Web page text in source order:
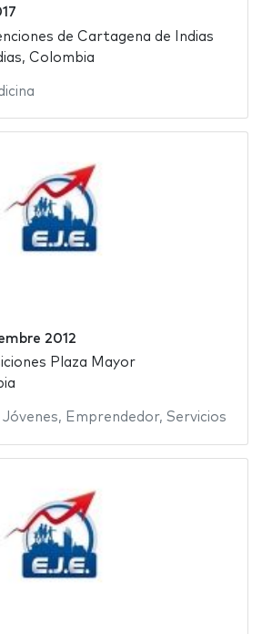
de Cartagena de Indias
Colombia
2012
Plaza Mayor
Jóvenes, Emprendedor, Servicios